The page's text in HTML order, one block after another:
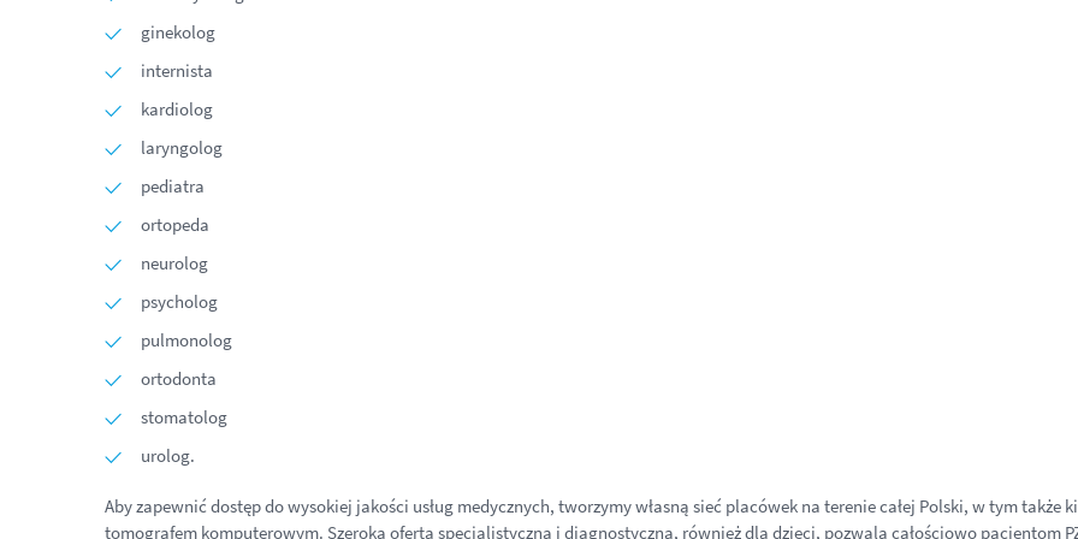
ginekolog
internista
kardiolog
laryngolog
pediatra
ortopeda
neurolog
psycholog
pulmonolog
ortodonta
stomatolog
urolog.
Aby zapewnić dostęp do wysokiej jakości usług medycznych, tworzymy własną sieć placówek na terenie całej Polski, w tym
tomografem komputerowym. Szeroka oferta specjalistyczna i diagnostyczna, również dla dzieci, pozwala całościowo pacjentom